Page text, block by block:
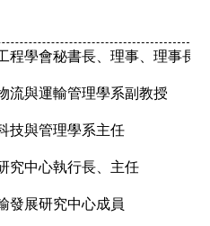
程學會秘書長、理事、理事長
流與運輸管理學系副教授
技與管理學系主任
究中心執行長、主任
發展研究中心成員